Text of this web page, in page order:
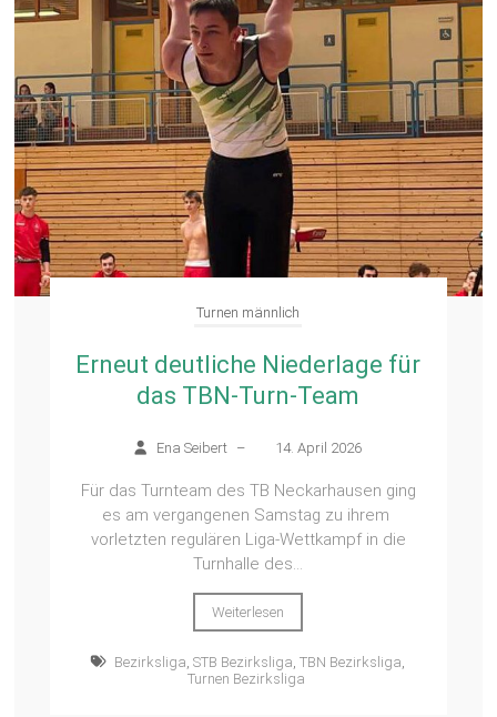
Turnen männlich
Erneut deutliche Niederlage für
das TBN-Turn-Team
Ena Seibert – 14. April 2026
Für das Turnteam des TB Neckarhausen ging
es am vergangenen Samstag zu ihrem
vorletzten regulären Liga-Wettkampf in die
Turnhalle des...
Weiterlesen
Bezirksliga, STB Bezirksliga, TBN Bezirksliga,
Turnen Bezirksliga